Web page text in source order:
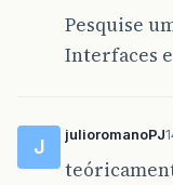
Pesquise
Interfaces
J
julioromanoPJ